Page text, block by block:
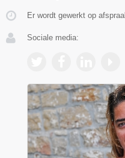
Er wordt gewerkt op
Sociale media: